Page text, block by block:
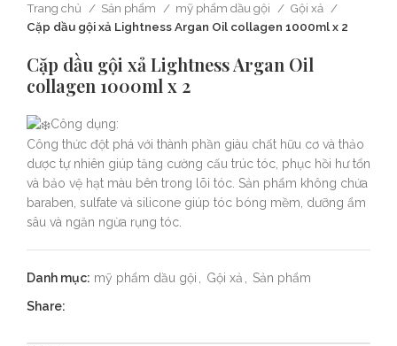
Trang chủ Sản phẩm mỹ phẩm dầu gội
Gội xả
Cặp dầu gội xả Lightness Argan Oil collagen 1000ml x 2
Cặp dầu gội xả Lightness Argan Oil
collagen 1000ml x 2
Công dụng:
Công thức đột phá với thành phần giàu chất hữu cơ và thảo
dược tự nhiên giúp tăng cường cấu trúc tóc, phục hồi hư tổn
và bảo vệ hạt màu bên trong lõi tóc. Sản phẩm không chứa
baraben, sulfate và silicone giúp tóc bóng mềm, dưỡng ẩm
sâu và ngăn ngừa rụng tóc.
Danh mục: mỹ phẩm dầu gội , Gội xả , Sản phẩm
Share: